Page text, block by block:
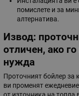
помислете и за
алтернатива.
Извод:
отличен, ако
нужда
Проточният бойлер за
ви променят